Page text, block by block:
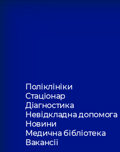
Поліклініки
Стаціонар
Діагностика
Невідкладна допомога
Новини
Медична бібліотека
Вакансії